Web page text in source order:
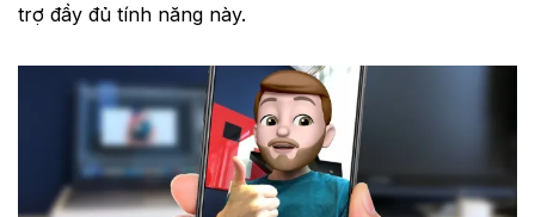
trợ đầy đủ tính năng này.